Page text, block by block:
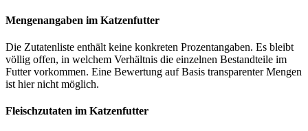
Mengenangaben im Katzenfutter
Die Zutatenliste enthält keine konkreten Prozentangaben. Es bleibt
völlig offen, in welchem Verhältnis die einzelnen Bestandteile im
Futter vorkommen. Eine Bewertung auf Basis transparenter Mengen
ist hier nicht möglich.
Fleischzutaten im Katzenfutter